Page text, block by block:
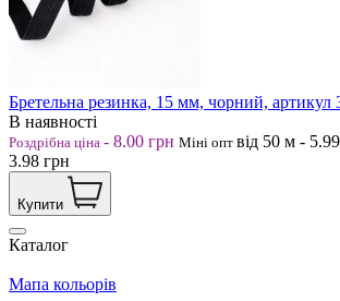
Бретельна резинка, 15 мм, чорний, артикул
В наявності
Роздрібна ціна - 8.00 грн Міні опт від 50 м - 5.99
3.98 грн
Купити
Каталог
Мапа кольорів